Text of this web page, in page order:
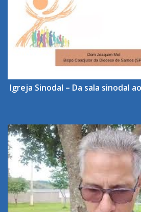
Igreja Sinodal – Da sala sinodal